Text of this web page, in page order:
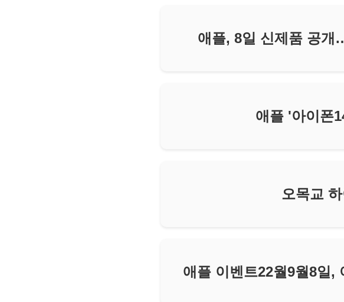
애플, 8일 신제품 공개
애플 '아이폰
오목교
애플 이벤트22월9월8일,